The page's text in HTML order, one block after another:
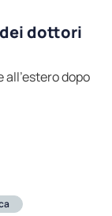
dottori
dopo